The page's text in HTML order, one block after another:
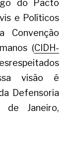
do Pacto
e Políticos
(CIDH-
visão é
Defensoria
Janeiro,